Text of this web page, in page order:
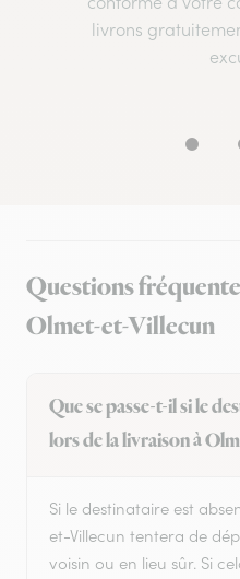
livrons
Questions
Olmet-et-Villecun
Que se passe-t-il si le
lors de la livraison à
Si le destinataire est
et-Villecun tentera de
voisin ou en lieu sûr. Si